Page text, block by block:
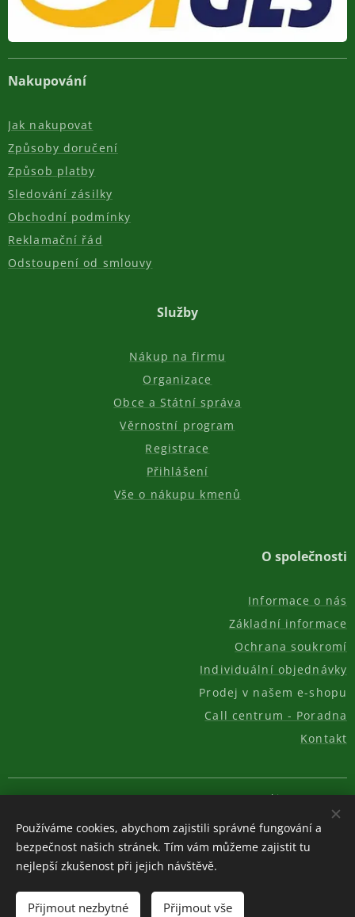
Do košíku
Nakupování
Jak nakupovat
Způsoby doručení
Způsob platby
Sledování zásilky
Obchodní podmínky
Reklamační řád
Odstoupení od smlouvy
Služby
Nákup na firmu
Organizace
Obce a Státní správa
Věrnostní program
Registrace
Přihlášení
Vše o nákupu kmenů
O společnosti
Informace o nás
Základní informace
Ochrana soukromí
Individuální objednávky
Prodej v našem e-shopu
Call centrum - Poradna
Kontakt
© 2011-2026, AKC REAL GROUP s.r.o. Cookies
Měna
CZK Kč
EUR € USD $
Používáme cookies, abychom zajistili správné fungování a
bezpečnost našich stránek. Tím vám můžeme zajistit tu
nejlepší zkušenost při jejich návštěvě.
Přijmout nezbytné Přijmout vše